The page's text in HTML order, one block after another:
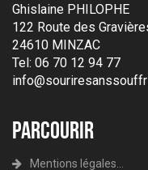
Ghislaine PHILOPHE
122 Route des
24610 MINZAC
Tel: 06 70 12 94 77
Parcourir
Mentions légales...